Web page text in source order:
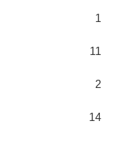
1
11
2
14